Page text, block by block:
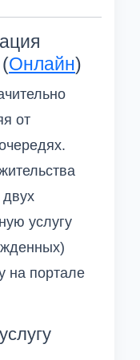
Онлайн)
от
услугу
на портале